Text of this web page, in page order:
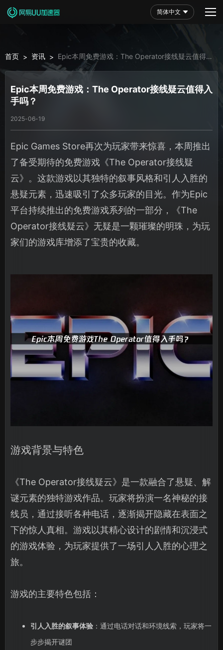
简体中文
首页 > 资讯 > Epic本周免费游戏：The Operator接线疑云值得入
手吗？
Epic本周免费游戏：The Operator接线疑云值得入
手吗？
2025-06-19
Epic Games Store再次为玩家带来惊喜，本周推出
了备受期待的免费游戏《The Operator接线疑
云》。这款游戏以其独特的叙事风格和引人入胜的
悬疑元素，迅速吸引了众多玩家的目光。作为Epic
平台持续推出的免费游戏系列的一部分，《The
Operator接线疑云》无疑是一颗璀璨的明珠，为玩
家们的游戏库增添了宝贵的收藏。
游戏背景与特色
《The Operator接线疑云》是一款融合了悬疑、解
谜元素的独特游戏作品。玩家将扮演一名神秘的接
线员，通过接听各种电话，逐渐揭开隐藏在表面之
下的惊人真相。游戏以其精心设计的剧情和沉浸式
的游戏体验，为玩家提供了一场引人入胜的心理之
旅。
游戏的主要特色包括：
引人入胜的叙事体验：通过电话对话和环境线索，玩家将一
步步揭开谜团